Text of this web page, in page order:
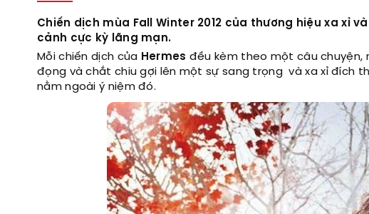
Chiến dịch mùa Fall Winter 2012 của thương hiệu xa xỉ
cảnh cực kỳ lãng mạn.
Mỗi chiến dịch của Hermes đều kèm theo một câu chuyện,
đọng và chắt chiu gợi lên một sự sang trọng và xa xỉ đích
nằm ngoài ý niệm đó.